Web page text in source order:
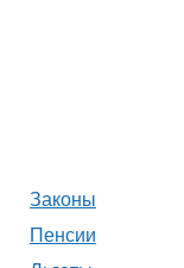
Законы
Пенсии